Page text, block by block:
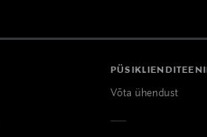
Võta ühendust